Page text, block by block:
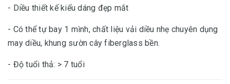
- Diều thiết kế kiểu dáng đẹp mắt
- Có thể tự bay 1 mình, chất liệu vải diều nhẹ chuyên dụng
may diều, khung sườn cây fiberglass bền.
- Độ tuổi thả: > 7 tuổi